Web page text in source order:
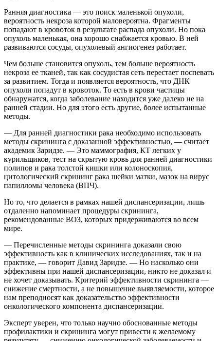
Ранняя диагностика — это поиск маленькой опухоли,
вероятность некроза которой маловероятна. Фрагменты
попадают в кровоток в результате распада опухоли. Но пока
опухоль маленькая, она хорошо снабжается кровью. В ней
развиваются сосуды, опухолевый ангиогенез работает.
Чем больше становится опухоль, тем больше вероятность
некроза ее тканей, так как сосудистая сеть перестает поспевать
за развитием. Тогда и появляется вероятность, что ДНК
опухоли попадут в кровоток. То есть в крови частицы
обнаружатся, когда заболевание находится уже далеко не на
ранней стадии. Но для этого есть другие, более испытанные
методы.
— Для ранней диагностики рака необходимо использовать
методы скрининга с доказанной эффективностью, — считает
академик Заридзе. — Это маммография, КТ легких у
курильщиков, тест на скрытую кровь для ранней диагностики
полипов и рака толстой кишки или колоноскопия,
цитологический скрининг рака шейки матки, мазок на вирус
папилломы человека (ВПЧ).
Но то, что делается в рамках нашей диспансеризации, лишь
отдаленно напоминает процедуры скрининга,
рекомендованные ВОЗ, которых придерживаются во всем
мире.
— Перечисленные методы скрининга доказали свою
эффективность как в клинических исследованиях, так и на
практике, — говорит Давид Заридзе. — Но насколько они
эффективны при нашей диспансеризации, никто не доказал и
не хочет доказывать. Критерий эффективности скрининга —
снижение смертности, а не повышение выявляемости, которое
нам преподносят как доказательство эффективности
онкологического компонента диспансеризации.
Эксперт уверен, что только научно обоснованные методы
профилактики и скрининга могут привести к желаемому